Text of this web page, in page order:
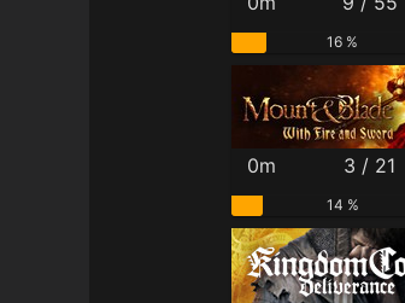
16 %
0m 3 / 21
14 %